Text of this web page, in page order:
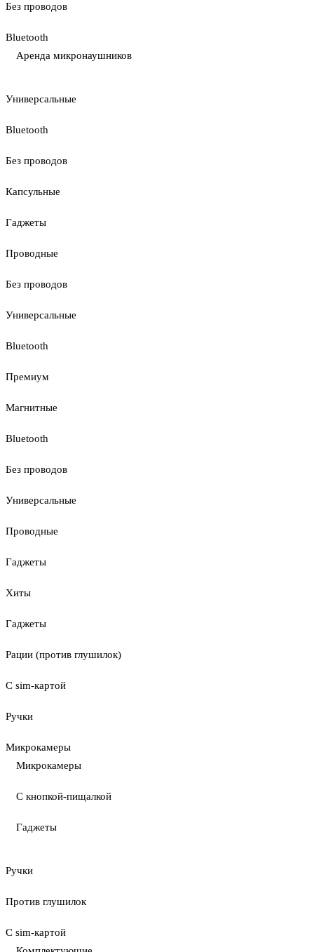
Без проводов
Bluetooth
Аренда микронаушников
Универсальные
Bluetooth
Без проводов
Капсульные
Гаджеты
Проводные
Без проводов
Универсальные
Bluetooth
Премиум
Магнитные
Bluetooth
Без проводов
Универсальные
Проводные
Гаджеты
Хиты
Гаджеты
Рации (против глушилок)
С sim-картой
Ручки
Микрокамеры
Микрокамеры
С кнопкой-пищалкой
Гаджеты
Ручки
Против глушилок
С sim-картой